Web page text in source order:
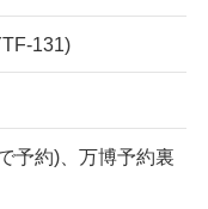
131)
予約)、万博予約裏